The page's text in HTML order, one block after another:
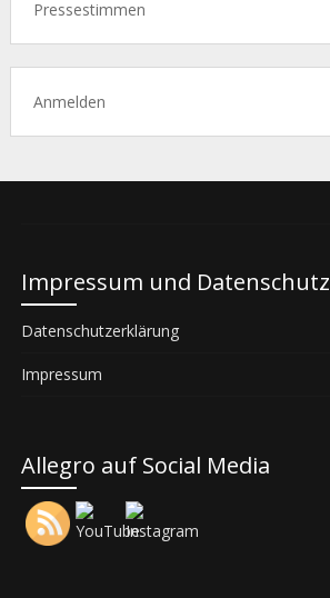
Pressestimmen
Anmelden
Impressum und Datenschutz
Datenschutzerklärung
Impressum
Allegro auf Social Media